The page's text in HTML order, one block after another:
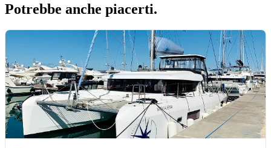
Potrebbe anche piacerti.